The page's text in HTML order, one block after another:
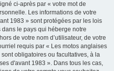
ci-après par « votre mot de
Les informations de votre
1983 » sont protégées par les lois
le pays qui héberge notre
de votre nom d’utilisateur, de votre
requis par « Les motos anglaises
obligatoires ou facultatives, à la
d'avant 1983 ». Dans tous les cas,